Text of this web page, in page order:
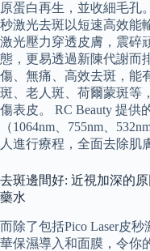
原蛋白再生，並收細毛孔
秒激光去斑以短速高效能
激光壓力穿透皮膚，震碎
態，更易透過新陳代謝而
傷、無痛、高效去斑，能
斑、老人斑、荷爾蒙斑等
傷表皮。 RC Beauty 提供
（1064nm、755nm、
人進行療程，全面去除肌
去斑邊間好: 近視加深的
藥水
而除了包括Pico Laser皮
華保濕導入和面膜，令你